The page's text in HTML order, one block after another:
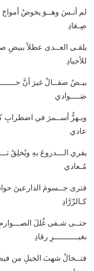
لم أنـسَ وهــوَ يخوضُ
صِـعَادِ
يلقـى العــدى عطلاً ببيضِ
للأجيادِ
بيـضٌ صقــالٌ غيرَ أنَّ
صَــــوادي
ويـهزُّ أســمرَ في اضطرابِ
عادي
يفري الـــدروعَ بهِ ويُخلِقُ
مُـعادي
فترى جــسومَ الدارعينَ
كـالزّرَّادِ
حتــى شـفى غُللَ
بغيــــــــــرِ رقادِ
فتــخالُ شهبَ الخيلِ من